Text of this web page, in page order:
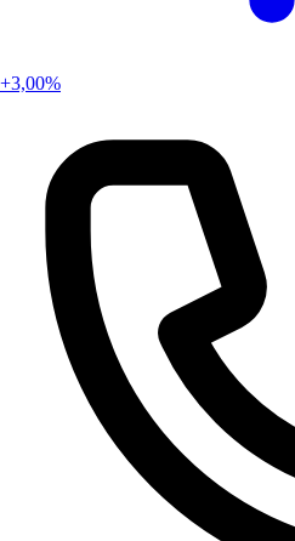
+3,00%